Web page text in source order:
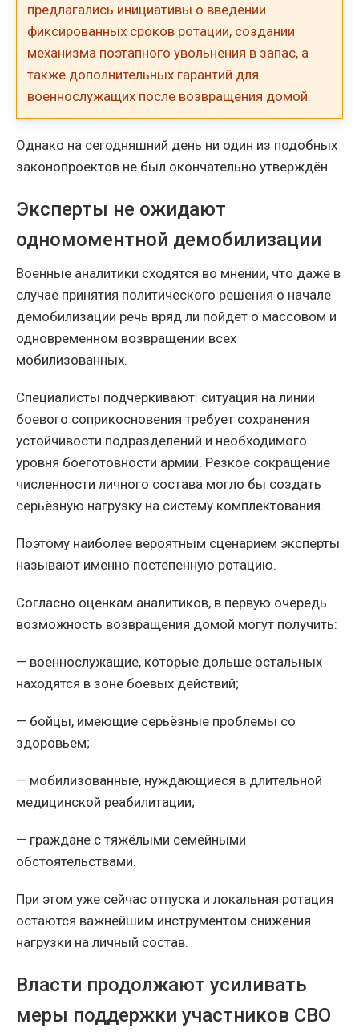
предлагались инициативы о введении
фиксированных сроков ротации, создании
механизма поэтапного увольнения в запас, а
также дополнительных гарантий для
военнослужащих после возвращения домой.
Однако на сегодняшний день ни один из подобных
законопроектов не был окончательно утверждён.
Эксперты не ожидают
одномоментной демобилизации
Военные аналитики сходятся во мнении, что даже в
случае принятия политического решения о начале
демобилизации речь вряд ли пойдёт о массовом и
одновременном возвращении всех
мобилизованных.
Специалисты подчёркивают: ситуация на линии
боевого соприкосновения требует сохранения
устойчивости подразделений и необходимого
уровня боеготовности армии. Резкое сокращение
численности личного состава могло бы создать
серьёзную нагрузку на систему комплектования.
Поэтому наиболее вероятным сценарием эксперты
называют именно постепенную ротацию.
Согласно оценкам аналитиков, в первую очередь
возможность возвращения домой могут получить:
— военнослужащие, которые дольше остальных
находятся в зоне боевых действий;
— бойцы, имеющие серьёзные проблемы со
здоровьем;
— мобилизованные, нуждающиеся в длительной
медицинской реабилитации;
— граждане с тяжёлыми семейными
обстоятельствами.
При этом уже сейчас отпуска и локальная ротация
остаются важнейшим инструментом снижения
нагрузки на личный состав.
Власти продолжают усиливать
меры поддержки участников СВО